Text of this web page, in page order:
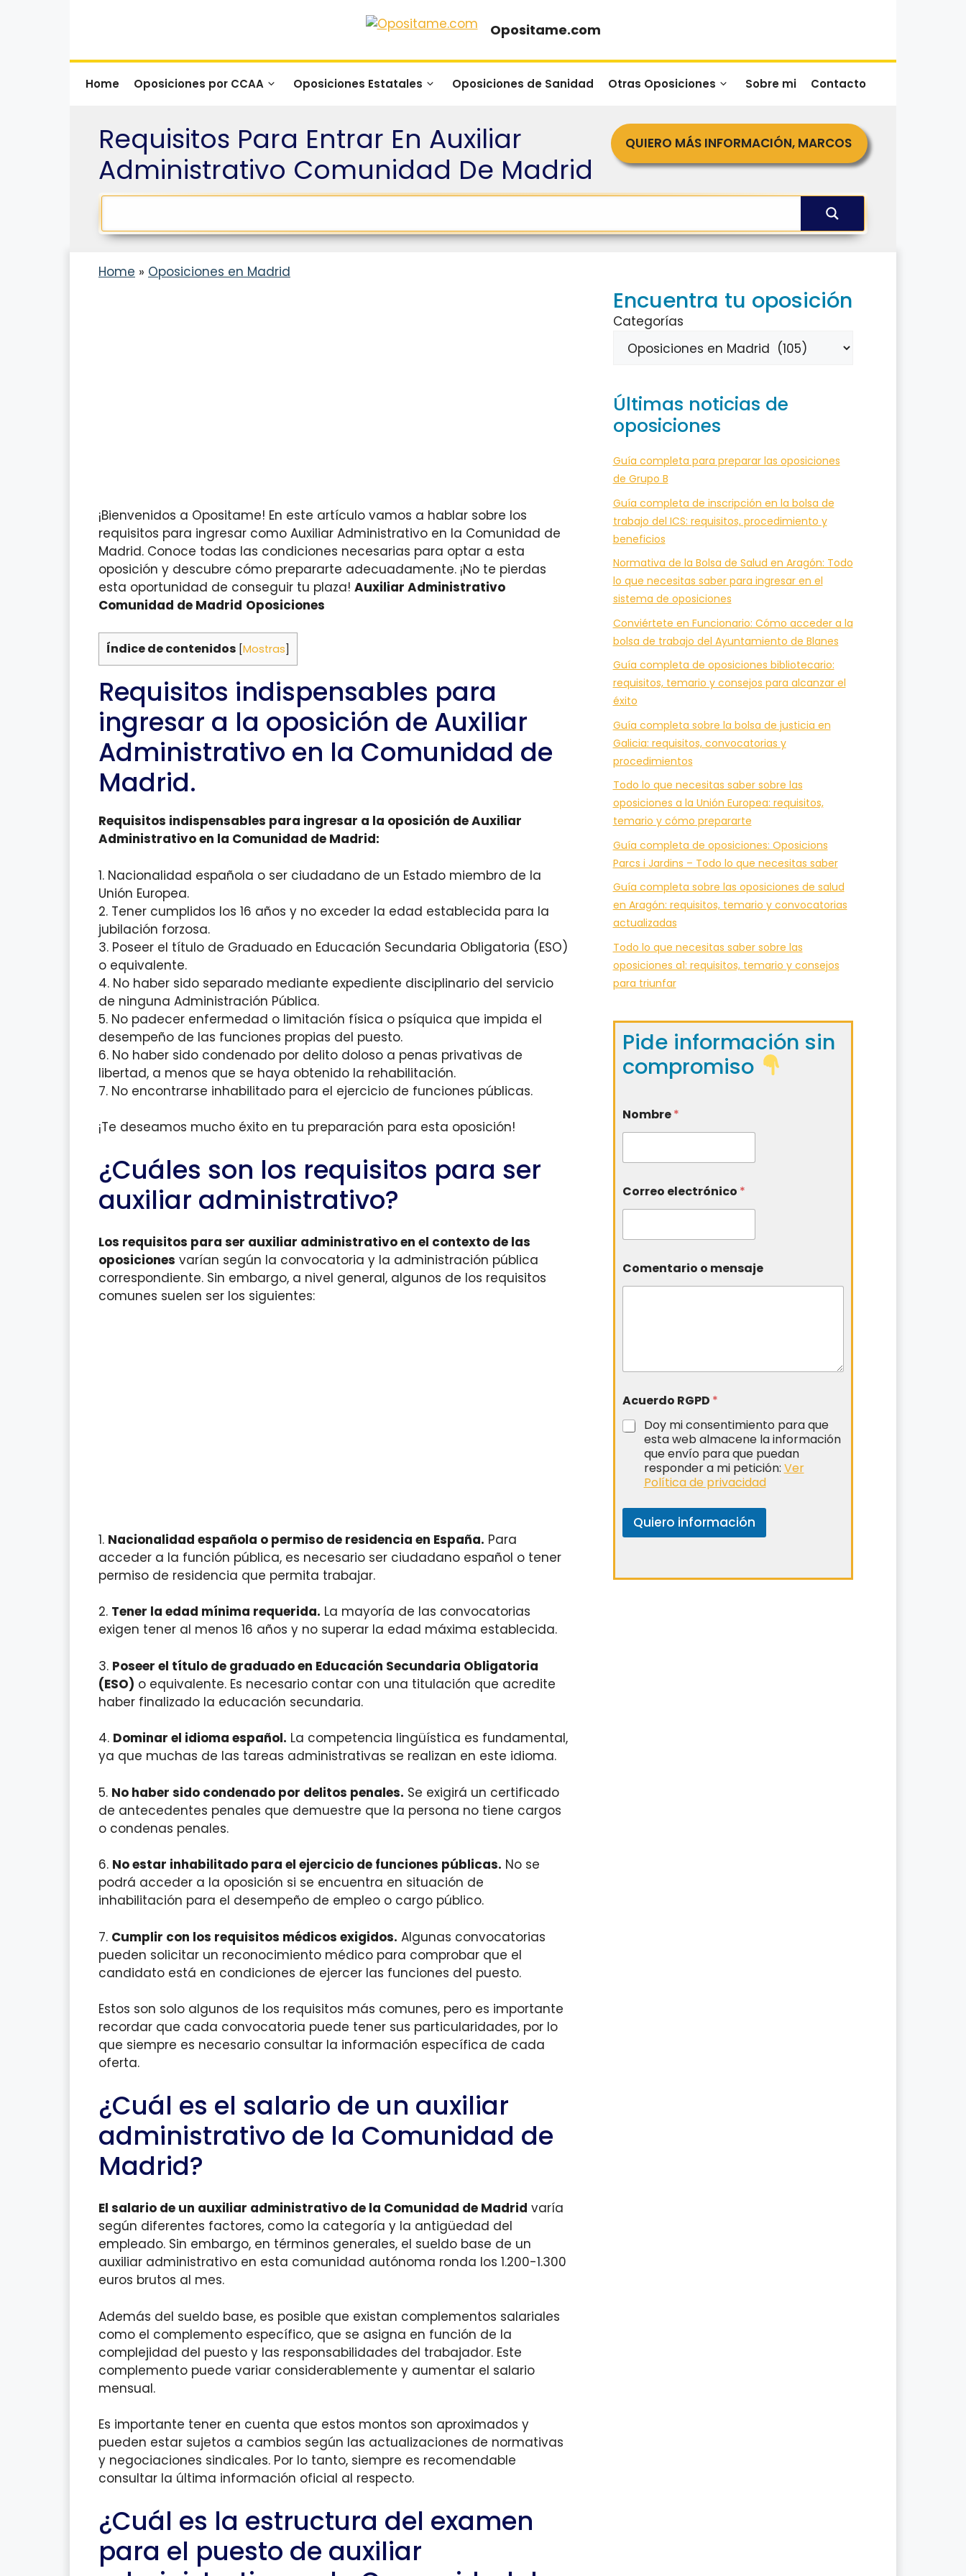
Opositame.com
Home Oposiciones por CCAA Oposiciones Estatales Oposiciones de Sanidad Otras Oposiciones Sobre mi Contacto
Requisitos Para Entrar En Auxiliar
Administrativo Comunidad De Madrid
QUIERO MÁS INFORMACIÓN, MARCOS
Home » Oposiciones en Madrid
¡Bienvenidos a Opositame! En este artículo vamos a hablar sobre los
requisitos para ingresar como Auxiliar Administrativo en la Comunidad de
Madrid. Conoce todas las condiciones necesarias para optar a esta
oposición y descubre cómo prepararte adecuadamente. ¡No te pierdas
esta oportunidad de conseguir tu plaza! Auxiliar Administrativo
Comunidad de Madrid Oposiciones
Índice de contenidos [Mostras]
Requisitos indispensables para
ingresar a la oposición de Auxiliar
Administrativo en la Comunidad de
Madrid.
Requisitos indispensables para ingresar a la oposición de Auxiliar
Administrativo en la Comunidad de Madrid:
1. Nacionalidad española o ser ciudadano de un Estado miembro de la
Unión Europea.
2. Tener cumplidos los 16 años y no exceder la edad establecida para la
jubilación forzosa.
3. Poseer el título de Graduado en Educación Secundaria Obligatoria (ESO)
o equivalente.
4. No haber sido separado mediante expediente disciplinario del servicio
de ninguna Administración Pública.
5. No padecer enfermedad o limitación física o psíquica que impida el
desempeño de las funciones propias del puesto.
6. No haber sido condenado por delito doloso a penas privativas de
libertad, a menos que se haya obtenido la rehabilitación.
7. No encontrarse inhabilitado para el ejercicio de funciones públicas.
¡Te deseamos mucho éxito en tu preparación para esta oposición!
¿Cuáles son los requisitos para ser
auxiliar administrativo?
Los requisitos para ser auxiliar administrativo en el contexto de las
oposiciones varían según la convocatoria y la administración pública
correspondiente. Sin embargo, a nivel general, algunos de los requisitos
comunes suelen ser los siguientes:
1. Nacionalidad española o permiso de residencia en España. Para
acceder a la función pública, es necesario ser ciudadano español o tener
permiso de residencia que permita trabajar.
2. Tener la edad mínima requerida. La mayoría de las convocatorias
exigen tener al menos 16 años y no superar la edad máxima establecida.
3. Poseer el título de graduado en Educación Secundaria Obligatoria
(ESO) o equivalente. Es necesario contar con una titulación que acredite
haber finalizado la educación secundaria.
4. Dominar el idioma español. La competencia lingüística es fundamental,
ya que muchas de las tareas administrativas se realizan en este idioma.
5. No haber sido condenado por delitos penales. Se exigirá un certificado
de antecedentes penales que demuestre que la persona no tiene cargos
o condenas penales.
6. No estar inhabilitado para el ejercicio de funciones públicas. No se
podrá acceder a la oposición si se encuentra en situación de
inhabilitación para el desempeño de empleo o cargo público.
7. Cumplir con los requisitos médicos exigidos. Algunas convocatorias
pueden solicitar un reconocimiento médico para comprobar que el
candidato está en condiciones de ejercer las funciones del puesto.
Estos son solo algunos de los requisitos más comunes, pero es importante
recordar que cada convocatoria puede tener sus particularidades, por lo
que siempre es necesario consultar la información específica de cada
oferta.
¿Cuál es el salario de un auxiliar
administrativo de la Comunidad de
Madrid?
El salario de un auxiliar administrativo de la Comunidad de Madrid varía
según diferentes factores, como la categoría y la antigüedad del
empleado. Sin embargo, en términos generales, el sueldo base de un
auxiliar administrativo en esta comunidad autónoma ronda los 1.200-1.300
euros brutos al mes.
Además del sueldo base, es posible que existan complementos salariales
como el complemento específico, que se asigna en función de la
complejidad del puesto y las responsabilidades del trabajador. Este
complemento puede variar considerablemente y aumentar el salario
mensual.
Es importante tener en cuenta que estos montos son aproximados y
pueden estar sujetos a cambios según las actualizaciones de normativas
y negociaciones sindicales. Por lo tanto, siempre es recomendable
consultar la última información oficial al respecto.
¿Cuál es la estructura del examen
para el puesto de auxiliar
Encuentra tu oposición
Categorías
Últimas noticias de
oposiciones
Guía completa para preparar las oposiciones
de Grupo B
Guía completa de inscripción en la bolsa de
trabajo del ICS: requisitos, procedimiento y
beneficios
Normativa de la Bolsa de Salud en Aragón: Todo
lo que necesitas saber para ingresar en el
sistema de oposiciones
Conviértete en Funcionario: Cómo acceder a la
bolsa de trabajo del Ayuntamiento de Blanes
Guía completa de oposiciones bibliotecario:
requisitos, temario y consejos para alcanzar el
éxito
Guía completa sobre la bolsa de justicia en
Galicia: requisitos, convocatorias y
procedimientos
Todo lo que necesitas saber sobre las
oposiciones a la Unión Europea: requisitos,
temario y cómo prepararte
Guía completa de oposiciones: Oposicions
Parcs i Jardins – Todo lo que necesitas saber
Guía completa sobre las oposiciones de salud
en Aragón: requisitos, temario y convocatorias
actualizadas
Todo lo que necesitas saber sobre las
oposiciones a1: requisitos, temario y consejos
para triunfar
Pide información sin
compromiso
Nombre*
Correo electrónico *
Comentario o mensaje
Acuerdo RGPD *
Doy mi consentimiento para que
esta web almacene la información
que envío para que puedan
responder a mi petición: Ver
Política de privacidad
Quiero información